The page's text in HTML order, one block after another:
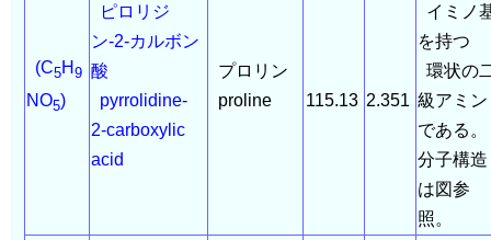
(C5H 9
NO5)
ピロリジ
ン-2-カルボン
酸
pyrrolidine-
2-carboxylic
acid
プロリン
proline
115.13 2.351
イミノ
を持つ
環状の
級アミン
である。
分子構造
は図参
照。